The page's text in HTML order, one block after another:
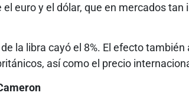
el euro y el dólar, que en mercados
la libra cayó el 8%. El efecto
así como el precio